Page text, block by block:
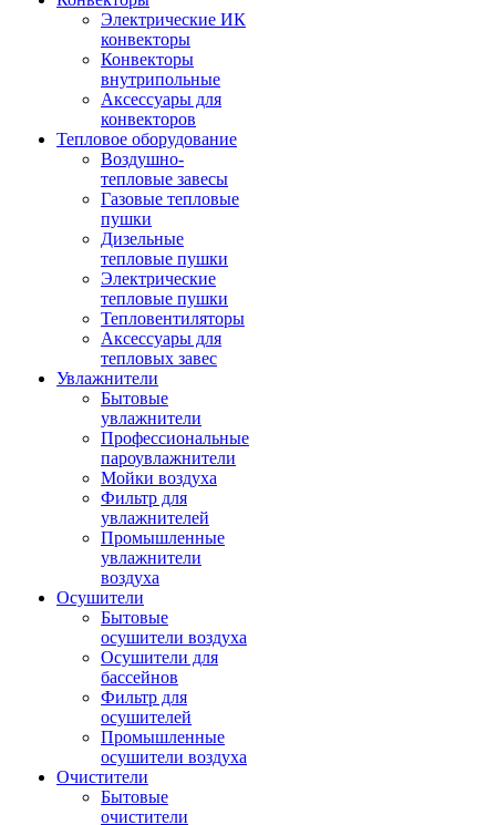
Электрические ИК
конвекторы
Конвекторы
внутрипольные
Аксессуары для
конвекторов
Тепловое оборудование
Воздушно-
тепловые завесы
Газовые тепловые
пушки
Дизельные
тепловые пушки
Электрические
тепловые пушки
Тепловентиляторы
Аксессуары для
тепловых завес
Увлажнители
Бытовые
увлажнители
Профессиональные
пароувлажнители
Мойки воздуха
Фильтр для
увлажнителей
Промышленные
увлажнители
воздуха
Осушители
Бытовые
осушители воздуха
Осушители для
бассейнов
Фильтр для
осушителей
Промышленные
осушители воздуха
Очистители
Бытовые
очистители